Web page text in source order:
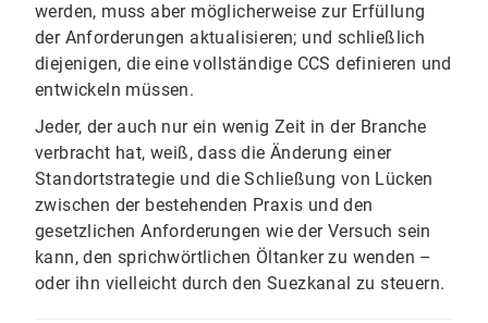
werden, muss aber möglicherweise zur Erfüllung
der Anforderungen aktualisieren; und schließlich
diejenigen, die eine vollständige CCS definieren und
entwickeln müssen.
Jeder, der auch nur ein wenig Zeit in der Branche
verbracht hat, weiß, dass die Änderung einer
Standortstrategie und die Schließung von Lücken
zwischen der bestehenden Praxis und den
gesetzlichen Anforderungen wie der Versuch sein
kann, den sprichwörtlichen Öltanker zu wenden –
oder ihn vielleicht durch den Suezkanal zu steuern.